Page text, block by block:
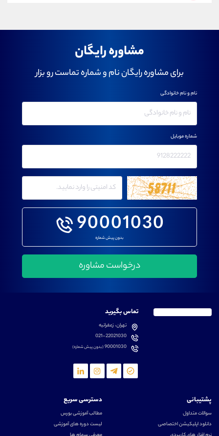
مشاوره رایگان
برای مشاوره رایگان نام و شماره تماست رو بزار
90001030
بدون پیش شماره
نام و نام خانوادگی
شماره موبایل
تماس بگیرید
تهران، زعفرانیه
021-22021030
90001030(بدون پیش شماره)
پشتیبانی
سوالات متداول
دانلود اپلیکیشن اختصاصی
دسترسی سریع
مطالب آموزشی بورس
لیست دوره های آموزشی